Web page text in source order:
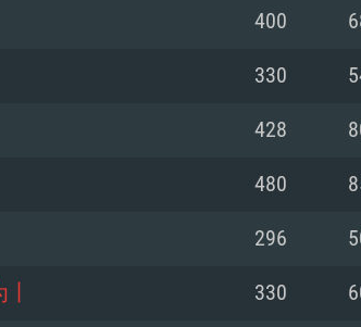
400
330
428
480
296
330